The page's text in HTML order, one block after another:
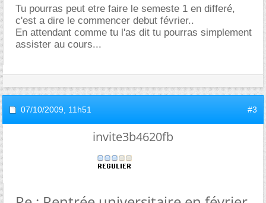
Tu pourras peut etre faire le semeste 1 en differé,
c'est a dire le commencer debut février..
En attendant comme tu l'as dit tu pourras simplement
assister au cours...
07/10/2009, 11h51 #3
invite3b4620fb